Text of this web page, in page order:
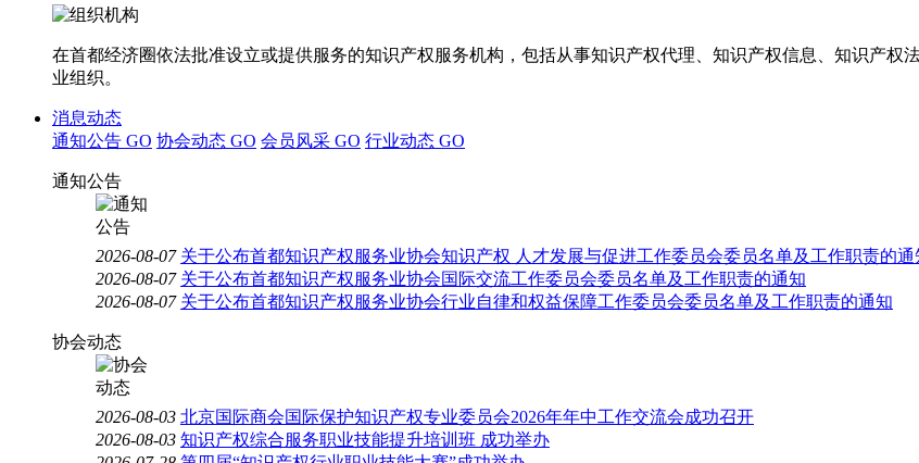
在首都经济圈依法批准设立或提供服务的知识产权服务机构，包括从事知识产权代理、知识产权信息、知识产
业组织。
消息动态
通知公告 GO 协会动态 GO 会员风采 GO 行业动态 GO
通知公告
2026-08-07 关于公布首都知识产权服务业协会知识产权 人才发展与促进工作委员会委员名单及工作职责的通
2026-08-07 关于公布首都知识产权服务业协会国际交流工作委员会委员名单及工作职责的通知
2026-08-07 关于公布首都知识产权服务业协会行业自律和权益保障工作委员会委员名单及工作职责的通知
协会动态
2026-08-03 北京国际商会国际保护知识产权专业委员会2026年年中工作交流会成功召开
2026-08-03 知识产权综合服务职业技能提升培训班 成功举办